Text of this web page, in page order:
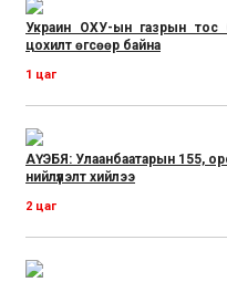
Украин ОХУ-ын газрын тос
цохилт өгсөөр байна
1 цаг
АҮЭБЯ: Улаанбаатарын 155,
нийлүүлэлт хийлээ
2 цаг